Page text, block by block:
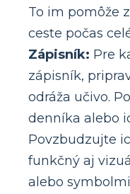
To im pomôže
ceste počas
Zápisník: Pre
zápisník,
odráža učivo.
denníka alebo
Povzbudzujte
funkčný aj
alebo